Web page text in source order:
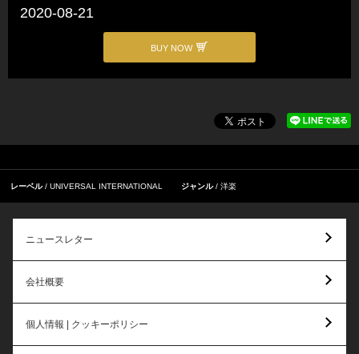
2020-08-21
BUY NOW
レーベル UNIVERSAL INTERNATIONAL ジャンル 洋楽
ニュースレター
会社概要
個人情報 | クッキーポリシー